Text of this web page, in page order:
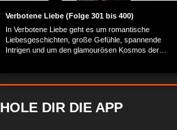
Verbotene Liebe (Folge 301 bis 400)
In Verbotene Liebe geht es um romantische
Liebesgeschichten, große Gefühle, spannende
Intrigen und um den glamourösen Kosmos der
HOLE DIR DIE APP